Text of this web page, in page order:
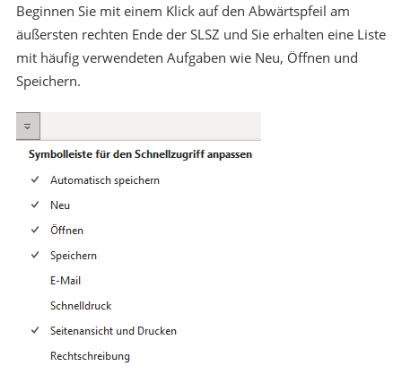
Beginnen Sie mit einem Klick auf den Abwärtspfeil am
äußersten rechten Ende der SLSZ und Sie erhalten eine Liste
mit häufig verwendeten Aufgaben wie Neu, Öffnen und
Speichern.